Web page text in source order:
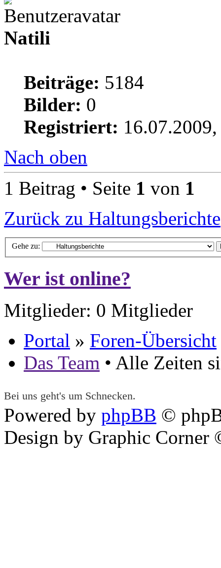
Natili
Beiträge: 5184
Bilder: 0
Registriert:
Nach oben
1 Beitrag • Seite 1 von 1
Zurück zu Haltungsberichte
Gehe zu:
Wer ist online?
Mitglieder: 0 Mitglieder
Portal » Foren-Übersicht
Das Team • Alle Zeiten
Bei uns geht's um Schnecken.
Powered by phpBB ©
Design by Graphic Corner